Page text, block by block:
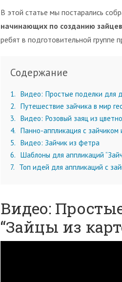
В этой статье мы постарались
начинающих по созданию
ребят в подготовительной группе
Содержание
1
Видео: Простые поделки для
2
Путешествие зайчика в мир
3
Видео: Розовый заяц из
4
Панно-аппликация с зайчиком
5
Видео: Зайчик из фетра
6
Шаблоны для аппликаций
7
Топ идей для аппликаций с
Видео:
“Зайцы из